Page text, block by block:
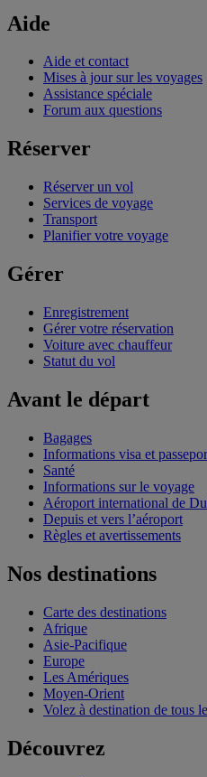
Aide
Aide et contact
Mises à jour sur les voyages
Assistance spéciale
Forum aux questions
Réserver
Réserver un vol
Services de voyage
Transport
Planifier votre voyage
Gérer
Enregistrement
Gérer votre réservation
Voiture avec chauffeur
Statut du vol
Avant le départ
Bagages
Informations visa et
Santé
Informations sur le voyage
Aéroport international de
Depuis et vers l’aéroport
Règles et avertissements
Nos destinations
Carte des destinations
Afrique
Asie-Pacifique
Europe
Les Amériques
Moyen-Orient
Volez à destination de tous
Découvrez